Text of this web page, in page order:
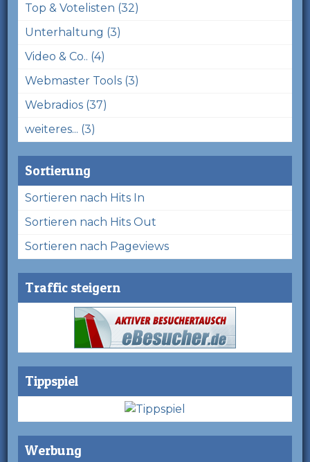
Top & Votelisten (32)
Unterhaltung (3)
Video & Co.. (4)
Webmaster Tools (3)
Webradios (37)
weiteres... (3)
Sortierung
Sortieren nach Hits In
Sortieren nach Hits Out
Sortieren nach Pageviews
Traffic steigern
Tippspiel
Werbung